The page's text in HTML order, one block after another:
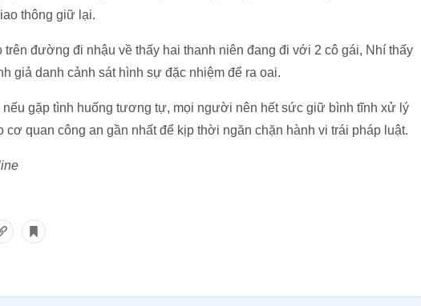
thông giữ lại.
đường đi nhậu về thấy hai thanh niên đang đi với 2 cô gái, Nhí thấy
giả danh cảnh sát hình sự đặc nhiệm để ra oai.
gặp tình huống tương tự, mọi người nên hết sức giữ bình tĩnh xử lý
cơ quan công an gần nhất để kịp thời ngăn chặn hành vi trái pháp luật.